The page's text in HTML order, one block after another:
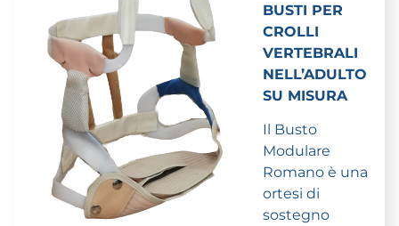
BUSTI PER
CROLLI
VERTEBRALI
NELL’ADULTO
SU MISURA
Il Busto
Modulare
Romano è una
ortesi di
sostegno